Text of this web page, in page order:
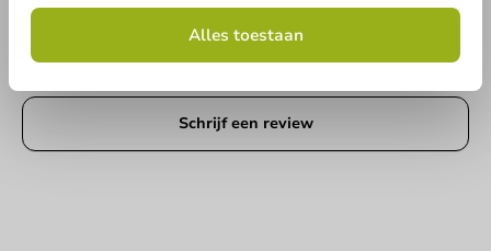
Schrijf de eerste review
Kartonnen koffiebeker 'New Beans' 200cc/8oz - 1.000st.
Schrijf een review
Alles toestaan